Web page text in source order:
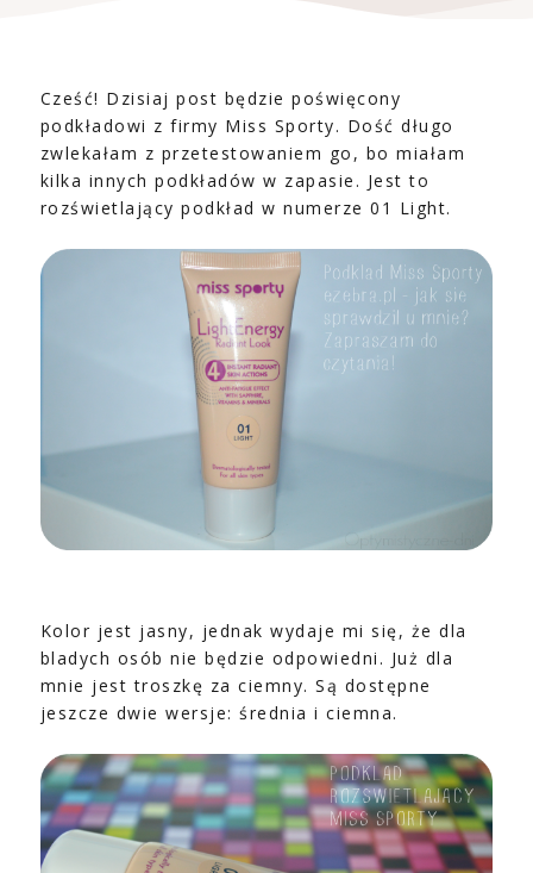
Cześć! Dzisiaj post będzie poświęcony
podkładowi z firmy Miss Sporty. Dość długo
zwlekałam z przetestowaniem go, bo miałam
kilka innych podkładów w zapasie. Jest to
rozświetlający podkład w numerze 01 Light.
Kolor jest jasny, jednak wydaje mi się, że dla
bladych osób nie będzie odpowiedni. Już dla
mnie jest troszkę za ciemny. Są dostępne
jeszcze dwie wersje: średnia i ciemna.